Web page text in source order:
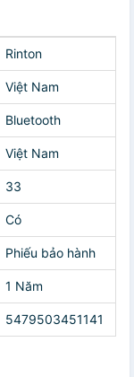
Rinton
Việt Nam
Bluetooth
Việt Nam
33
Có
Phiếu bảo hành
1 Năm
5479503451141